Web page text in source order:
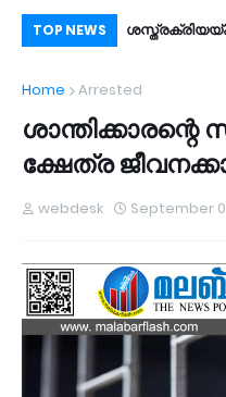
TOP NEWS
പോപ്പുലർ
Home Arrested
ക്ഷേത്ര
webdesk September